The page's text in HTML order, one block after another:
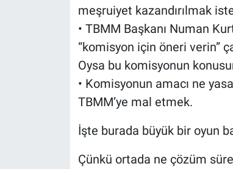
meşruiyet kazandırılmak
• TBMM Başkanı Numan
“komisyon için öneri verin”
Oysa bu komisyonun
• Komisyonun amacı ne
TBMM’ye mal etmek.
İşte burada büyük bir oyun
Çünkü ortada ne çözüm